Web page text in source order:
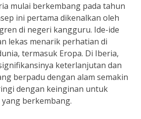
mulai berkembang pada tahun
ini pertama dikenalkan oleh
di negeri kangguru. Ide-ide
lekas menarik perhatian di
termasuk Eropa. Di Iberia,
keterlanjutan dan
berpadu dengan alam semakin
dengan keinginan untuk
berkembang.